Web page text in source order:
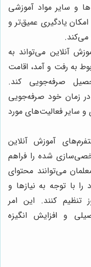
و سایر مواد آموزشی
یادگیری عمیق‌تر و
می‌کند.
آنلاین می‌تواند به
به رفت و آمد، اقامت
صرفه‌جویی کند.
زمان خود صرفه‌جویی
و سایر فعالیت‌های مورد
آموزش آنلاین
شده را فراهم
می‌توانند محتوای
با توجه به نیازها و
تنظیم کنند. این امر
و افزایش انگیزه